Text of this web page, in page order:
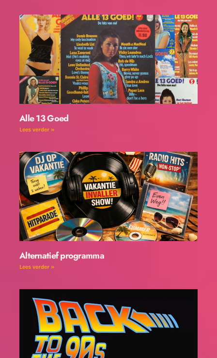
Alle 13 Goed
Lees verder »
Alternatief programma
Lees verder »